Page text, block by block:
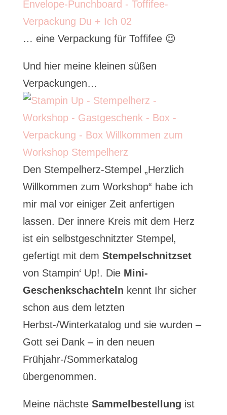
… eine Verpackung für Toffifee 😉
Und hier meine kleinen süßen
Verpackungen…
Den Stempelherz-Stempel „Herzlich
Willkommen zum Workshop“ habe ich
mir mal vor einiger Zeit anfertigen
lassen. Der innere Kreis mit dem Herz
ist ein selbstgeschnitzter Stempel,
gefertigt mit dem Stempelschnitzset
von Stampin‘ Up!. Die Mini-
Geschenkschachteln kennt Ihr sicher
schon aus dem letzten
Herbst-/Winterkatalog und sie wurden –
Gott sei Dank – in den neuen
Frühjahr-/Sommerkatalog
übergenommen.
Meine nächste Sammelbestellung ist